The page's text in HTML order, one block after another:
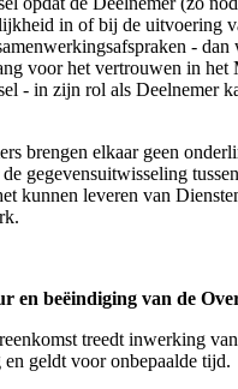
in of bij de uitvoering
-
voor het vertrouwen in het
- in zijn rol als Deelnemer
brengen elkaar geen
gegevensuitwisseling
kunnen leveren van
en beëindiging van de
treedt inwerking
en geldt voor onbepaalde